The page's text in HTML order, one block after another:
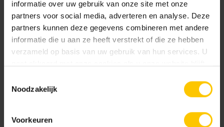
informatie over uw gebruik van onze site met onze
partners voor social media, adverteren en analyse. Deze
partners kunnen deze gegevens combineren met andere
informatie die u aan ze heeft verstrekt of die ze hebben
verzameld op basis van uw gebruik van hun services. U
Noodzakelijk
Voorkeuren
Kleur
Standaard kleuren